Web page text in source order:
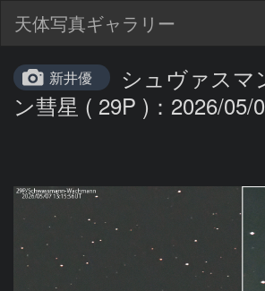
天体写真ギャラリー
新井優
シュヴァスマ
ン彗星 ( 29P )：2026/05/